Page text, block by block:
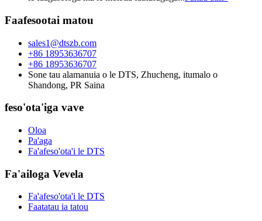
Faafesootai matou
sales1@dtszb.com
+86 18953636707
+86 18953636707
Sone tau alamanuia o le DTS, Zhucheng, itumalo o
Shandong, PR Saina
feso'ota'iga vave
Oloa
Pa'aga
Fa'afeso'ota'i le DTS
Fa'ailoga Vevela
Fa'afeso'ota'i le DTS
Faatatau ia tatou